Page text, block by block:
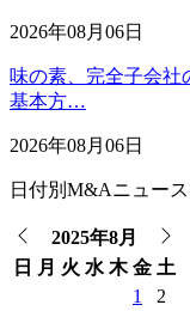
2026年08月06日
味の素、完全子会社
基本方…
2026年08月06日
日付別M&Aニュース
2025年8月
日
月 火 水 木 金 土
1
2